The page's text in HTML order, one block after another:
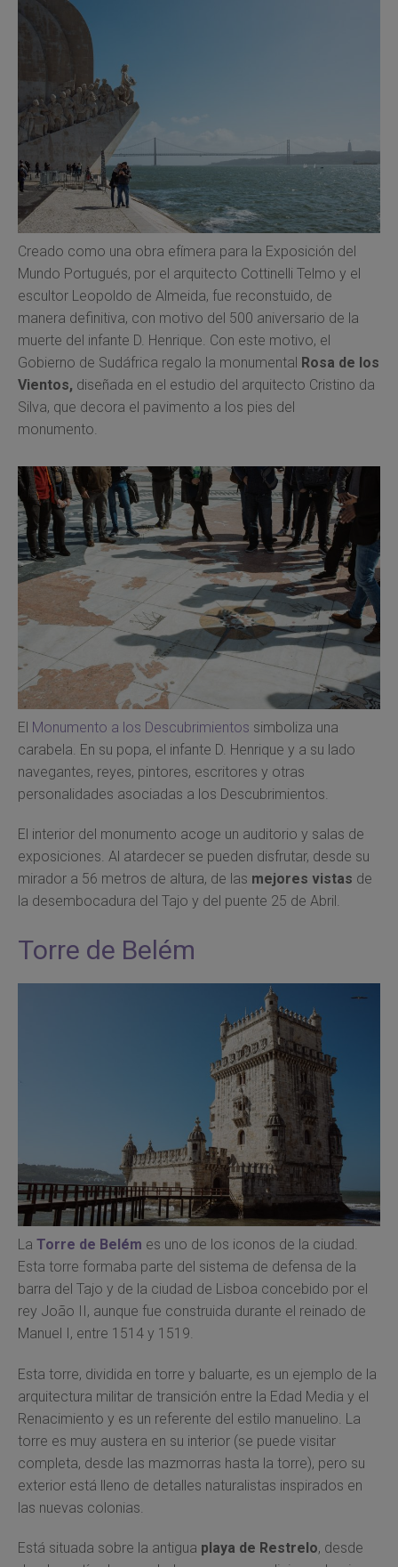
Creado como una obra efímera para la Exposición del
Mundo Portugués, por el arquitecto Cottinelli Telmo y el
escultor Leopoldo de Almeida, fue reconstuido, de
manera definitiva, con motivo del 500 aniversario de la
muerte del infante D. Henrique. Con este motivo, el
Gobierno de Sudáfrica regalo la monumental Rosa de los
Vientos, diseñada en el estudio del arquitecto Cristino da
Silva, que decora el pavimento a los pies del
monumento.
El Monumento a los Descubrimientos simboliza una
carabela. En su popa, el infante D. Henrique y a su lado
navegantes, reyes, pintores, escritores y otras
personalidades asociadas a los Descubrimientos.
El interior del monumento acoge un auditorio y salas de
exposiciones. Al atardecer se pueden disfrutar, desde su
mirador a 56 metros de altura, de las mejores vistas de
la desembocadura del Tajo y del puente 25 de Abril.
Torre de Belém
La Torre de Belém es uno de los iconos de la ciudad.
Esta torre formaba parte del sistema de defensa de la
barra del Tajo y de la ciudad de Lisboa concebido por el
rey João II, aunque fue construida durante el reinado de
Manuel I, entre 1514 y 1519.
Esta torre, dividida en torre y baluarte, es un ejemplo de la
arquitectura militar de transición entre la Edad Media y el
Renacimiento y es un referente del estilo manuelino. La
torre es muy austera en su interior (se puede visitar
completa, desde las mazmorras hasta la torre), pero su
exterior está lleno de detalles naturalistas inspirados en
las nuevas colonias.
Está situada sobre la antigua playa de Restrelo, desde